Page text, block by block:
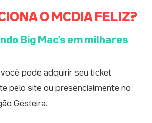
O MCDIA FELIZ?
Big Mac's em milhares
pode adquirir seu ticket
pelo site ou presencialmente no
Gesteira.